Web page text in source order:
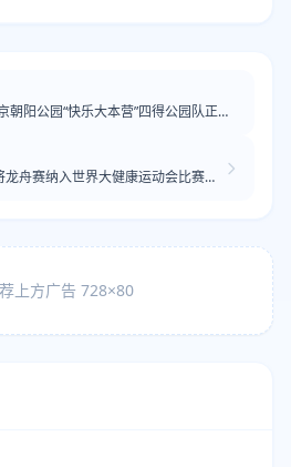
朝阳公园“快乐大本营”四得公园队正式
舟赛纳入世界大健康运动会比赛项
上方广告 728×80